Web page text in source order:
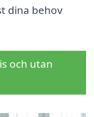
dina behov
och utan